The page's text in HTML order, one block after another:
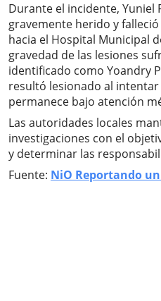
Durante el incidente, Yuniel
gravemente herido y
hacia el Hospital Municipal
gravedad de las lesiones
identificado como Yoandry
resultó lesionado al
permanece bajo atención
Las autoridades locales
investigaciones con el
y determinar las
Fuente: NiO Reportando